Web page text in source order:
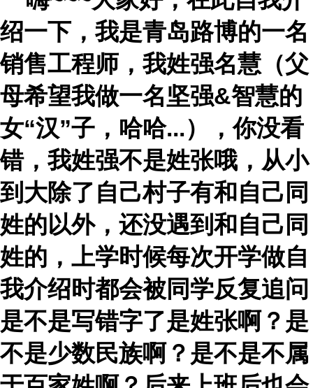
绍一下，我是青岛路博的一名
销售工程师，我姓强名慧（父
母希望我做一名坚强&智慧的
女“汉”子，哈哈...），你没看
错，我姓强不是姓张哦，从小
到大除了自己村子有和自己同
姓的以外，还没遇到和自己同
姓的，上学时候每次开学做自
我介绍时都会被同学反复追问
是不是写错字了是姓张啊？ 是
不是少数民族啊？ 是不是不属